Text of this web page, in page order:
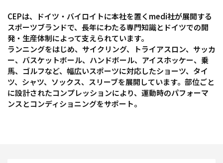
CEPは、ドイツ・バイロイトに本社を置くmedi社が展開する
スポーツブランドで、長年にわたる専門知識とドイツでの開
発・生産体制によって支えられています。
ランニングをはじめ、サイクリング、トライアスロン、サッカ
ー、バスケットボール、ハンドボール、アイスホッケー、乗
馬、ゴルフなど、幅広いスポーツに対応したショーツ、タイ
ツ、シャツ、ソックス、スリーブを展開しています。部位ごと
に設計されたコンプレッションにより、運動時のパフォーマ
ンスとコンディショニングをサポート。